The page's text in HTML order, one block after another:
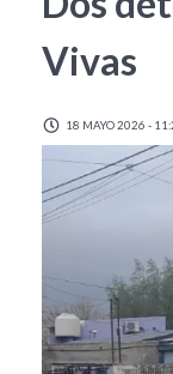
Vivas
18 MAYO 2026 -